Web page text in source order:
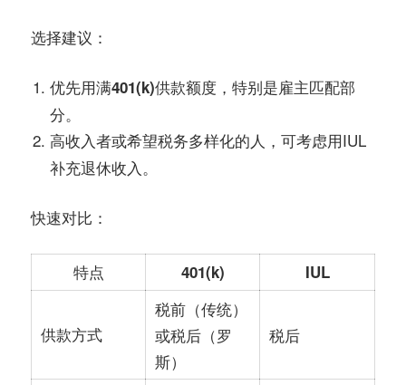
选择建议 ：
优先用满401(k)供款额度 ，特别是雇主匹配部
分。
高收入者或希望税务多样化的人 ，可考虑用IUL
补充退休收入。
快速对比 ：
特点 401(k) IUL
供款方式
税前（传统）
或税后（罗
斯）
税后